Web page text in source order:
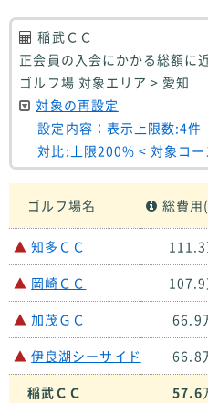
稲武ＣＣ
正会員の入会にかかる総額に
ゴルフ場 対象エリア > 愛知
対象の再設定
設定内容：表示上限数:4件
対比:上限200% < 対象コ
ゴルフ場名 総費用
▲ 知多ＣＣ 111.3
▲ 岡崎ＣＣ 107.9
▲ 加茂ＧＣ 66.9
▲ 伊良湖シーサイド 66.8
稲武ＣＣ
57.6